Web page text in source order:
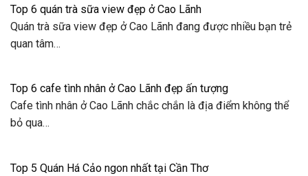
Top 6 quán trà sữa view đẹp ở Cao Lãnh
Quán trà sữa view đẹp ở Cao Lãnh đang được nhiều bạn trẻ
quan tâm…
Top 6 cafe tình nhân ở Cao Lãnh đẹp ấn tượng
Cafe tình nhân ở Cao Lãnh chắc chắn là địa điểm không thể
bỏ qua…
Top 5 Quán Há Cảo ngon nhất tại Cần Thơ